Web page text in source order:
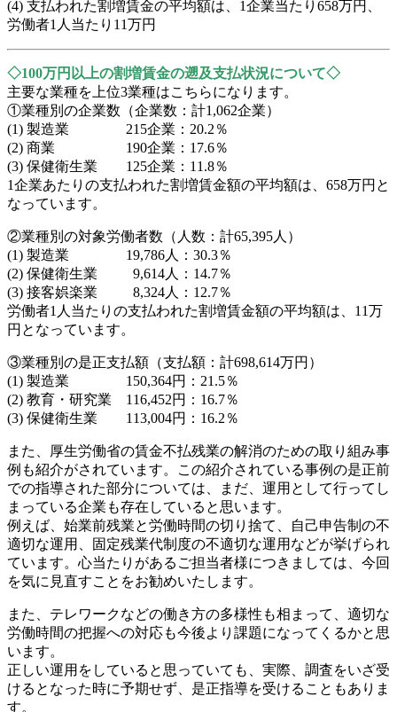
(4) 支払われた割増賃金の平均額は、1企業当たり658万円、
労働者1人当たり11万円
◇100万円以上の割増賃金の遡及支払状況について◇
主要な業種を上位3業種はこちらになります。
①業種別の企業数（企業数：計1,062企業）
(1) 製造業 215企業：20.2％
(2) 商業 190企業：17.6％
(3) 保健衛生業 125企業：11.8％
1企業あたりの支払われた割増賃金額の平均額は、658万円と
なっています。
②業種別の対象労働者数（人数：計65,395人）
(1) 製造業 19,786人：30.3％
(2) 保健衛生業 9,614人：14.7％
(3) 接客娯楽業 8,324人：12.7％
労働者1人当たりの支払われた割増賃金額の平均額は、11万
円となっています。
③業種別の是正支払額（支払額：計698,614万円）
(1) 製造業 150,364円：21.5％
(2) 教育・研究業 116,452円：16.7％
(3) 保健衛生業 113,004円：16.2％
また、厚生労働省の賃金不払残業の解消のための取り組み事
例も紹介がされています。この紹介されている事例の是正前
での指導された部分については、まだ、運用として行ってし
まっている企業も存在していると思います。
例えば、始業前残業と労働時間の切り捨て、自己申告制の不
適切な運用、固定残業代制度の不適切な運用などが挙げられ
ています。心当たりがあるご担当者様につきましては、今回
を気に見直すことをお勧めいたします。
また、テレワークなどの働き方の多様性も相まって、適切な
労働時間の把握への対応も今後より課題になってくるかと思
います。
正しい運用をしていると思っていても、実際、調査をいざ受
けるとなった時に予期せず、是正指導を受けることもありま
す。